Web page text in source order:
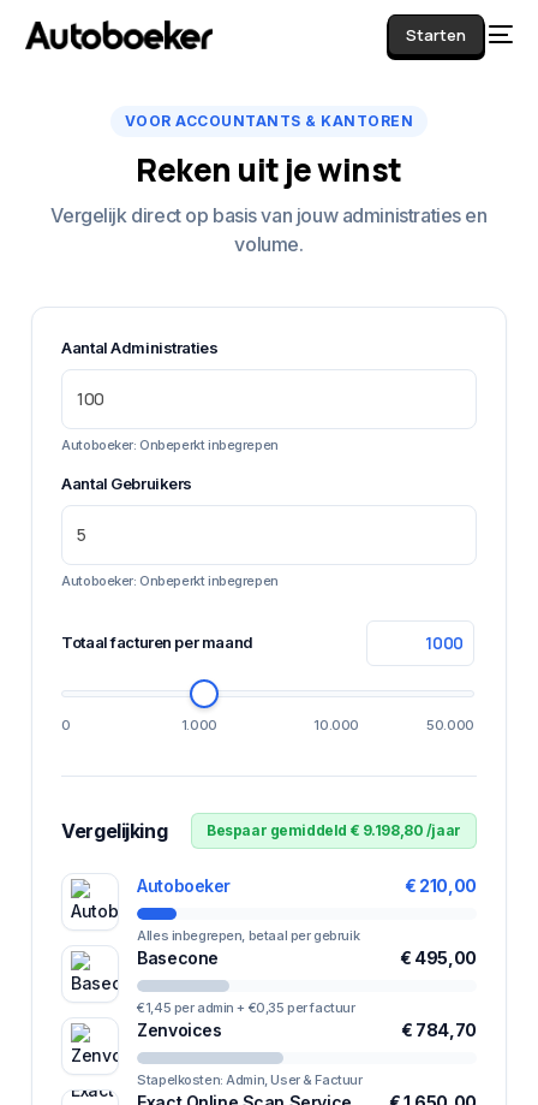
Starten
VOOR ACCOUNTANTS & KANTOREN
Reken uit je winst
Vergelijk direct op basis van jouw administraties en
volume.
Aantal Administraties
Autoboeker: Onbeperkt inbegrepen
Aantal Gebruikers
Autoboeker: Onbeperkt inbegrepen
Totaal facturen per maand
0 1.000 10.000 50.000
Vergelijking Bespaar gemiddeld € 9.198,80 /jaar
Autoboeker € 210,00
Alles inbegrepen, betaal per gebruik
Basecone € 495,00
€1,45 per admin + €0,35 per factuur
Zenvoices € 784,70
Stapelkosten: Admin, User & Factuur
AI